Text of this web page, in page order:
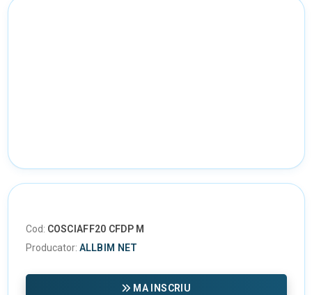
Cod: COSCIAFF20 CFDP M
Producator: ALLBIM NET
MA INSCRIU